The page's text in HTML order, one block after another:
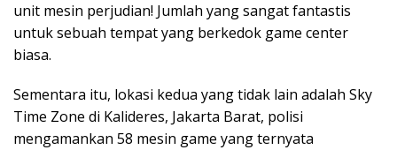
unit mesin perjudian! Jumlah yang sangat fantastis
untuk sebuah tempat yang berkedok game center
biasa.
Sementara itu, lokasi kedua yang tidak lain adalah Sky
Time Zone di Kalideres, Jakarta Barat, polisi
mengamankan 58 mesin game yang ternyata